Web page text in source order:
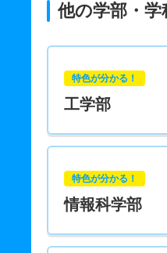
他の学部・学
特色が分かる！
工学部
特色が分かる！
情報科学部